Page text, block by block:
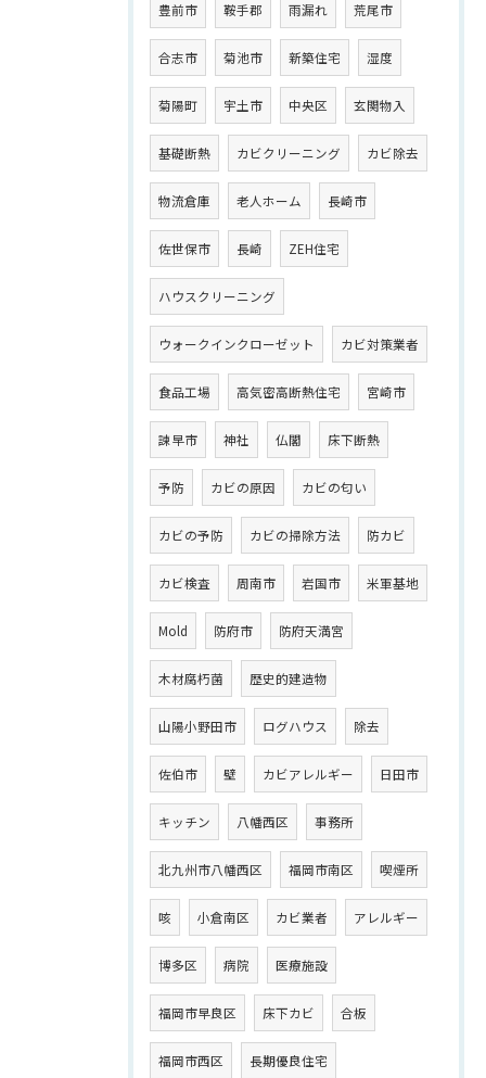
豊前市 鞍手郡 雨漏れ 荒尾市
合志市 菊池市 新築住宅 湿度
菊陽町 宇土市 中央区 玄関物入
基礎断熱 カビクリーニング カビ除去
物流倉庫 老人ホーム 長崎市
佐世保市 長崎 ZEH住宅
ハウスクリーニング
ウォークインクローゼット カビ対策業者
食品工場 高気密高断熱住宅 宮崎市
諫早市 神社 仏閣 床下断熱
予防 カビの原因 カビの匂い
カビの予防 カビの掃除方法 防カビ
カビ検査 周南市 岩国市 米軍基地
Mold 防府市 防府天満宮
木材腐朽菌 歴史的建造物
山陽小野田市 ログハウス 除去
佐伯市 壁 カビアレルギー 日田市
キッチン 八幡西区 事務所
北九州市八幡西区 福岡市南区 喫煙所
咳 小倉南区 カビ業者 アレルギー
博多区 病院 医療施設
福岡市早良区 床下カビ 合板
福岡市西区 長期優良住宅